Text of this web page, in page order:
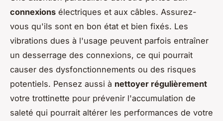
connexions électriques et aux câbles. Assurez-
vous qu'ils sont en bon état et bien fixés. Les
vibrations dues à l'usage peuvent parfois entraîner
un desserrage des connexions, ce qui pourrait
causer des dysfonctionnements ou des risques
potentiels. Pensez aussi à nettoyer régulièrement
votre trottinette pour prévenir l'accumulation de
saleté qui pourrait altérer les performances de votre